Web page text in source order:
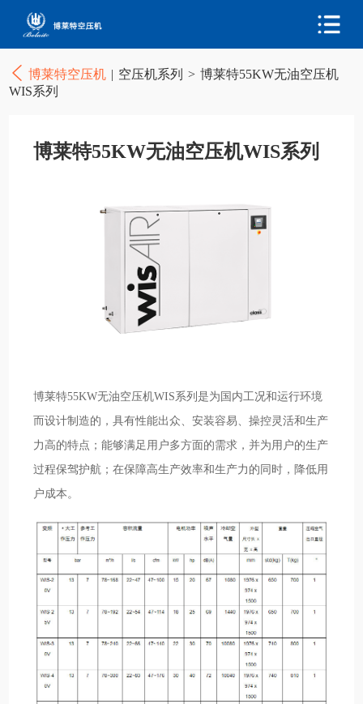
博莱特空压机 | 空压机系列 > 博莱特55KW无油空压机
WIS系列
博莱特55KW无油空压机WIS系列
博莱特55KW无油空压机WIS系列是为国内工况和运行环境
而设计制造的，具有性能出众、安装容易、操控灵活和生产
力高的特点；能够满足用户多方面的需求，并为用户的生产
过程保驾护航；在保障高生产效率和生产力的同时，降低用
户成本。